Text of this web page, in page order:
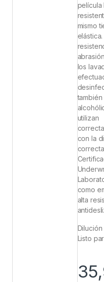
película
mismo
los
utilizan
con la
como
alta
Dilución
Listo